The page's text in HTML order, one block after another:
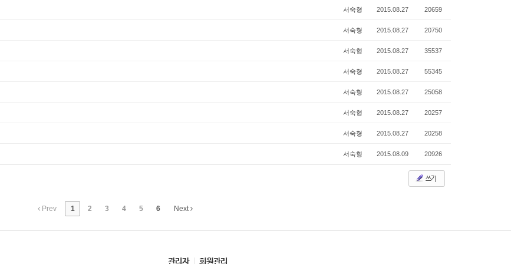
서숙형 2015.08.27 20659
서숙형 2015.08.27 20750
서숙형 2015.08.27 35537
서숙형 2015.08.27 55345
서숙형 2015.08.27 25058
서숙형 2015.08.27 20257
서숙형 2015.08.27 20258
서숙형 2015.08.09 20926
쓰기
Prev 1 2 3 4 5 6 Next
관리자 회원관리